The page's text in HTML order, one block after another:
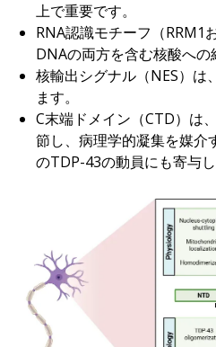
上で重要です。
RNA認識モチーフ（RRM1
DNAの両方を含む核酸への
核輸出シグナル（NES）は
ます。
C末端ドメイン（CTD）は
節し、病理学的凝集を媒介
のTDP-43の動員にも寄与し